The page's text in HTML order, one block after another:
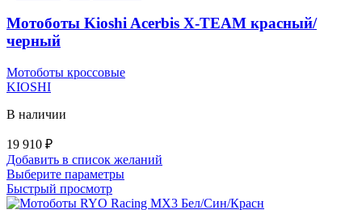
Мотоботы Kioshi Acerbis X-TEAM красный/
черный
Мотоботы кроссовые
KIOSHI
В наличии
19 910 ₽
Добавить в список желаний
Выберите параметрыЭтот
имеет
Быстрый просмотр